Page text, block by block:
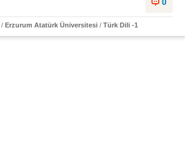
/ Erzurum Atatürk Üniversitesi / Türk Dili -1